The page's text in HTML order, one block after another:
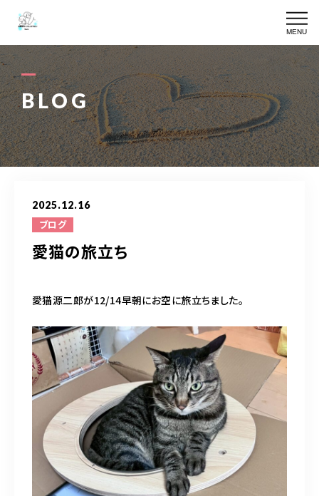
MENU
BLOG
2025.12.16
ブログ
愛猫の旅立ち
愛猫源二郎が12/14早朝にお空に旅立ちました。
SKIN CARE
皮膚専門ケアの詳細
TRIMMING
皮膚専門メニュー一覧
YURURIN
ゆるりんケア
ACCESS
09098575556
10：00～17：00（日・木曜定休）
トリミング中は電話に出られないため、可能な限り公式LINEからのご
予約をお願いいたします（ホーム画面下の小さなLINEマークより）
お問い合わせ(24時間以内に返信がない場合は公式